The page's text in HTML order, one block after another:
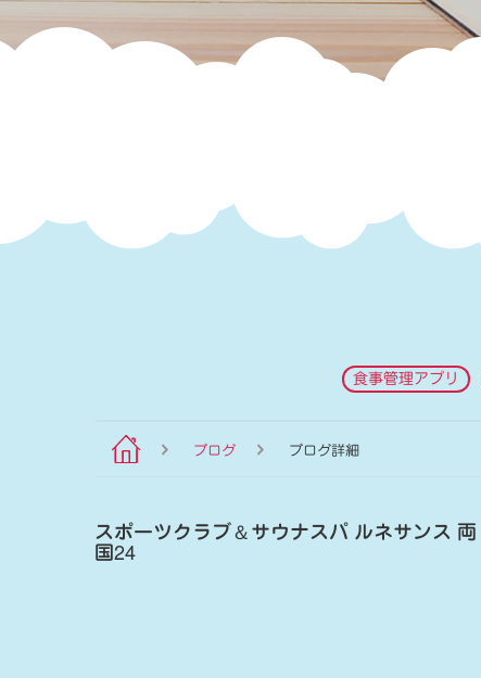
食事管理アプリ
ブログ ブログ詳細
スポーツクラブ＆サウナスパ ルネサンス 両
国24